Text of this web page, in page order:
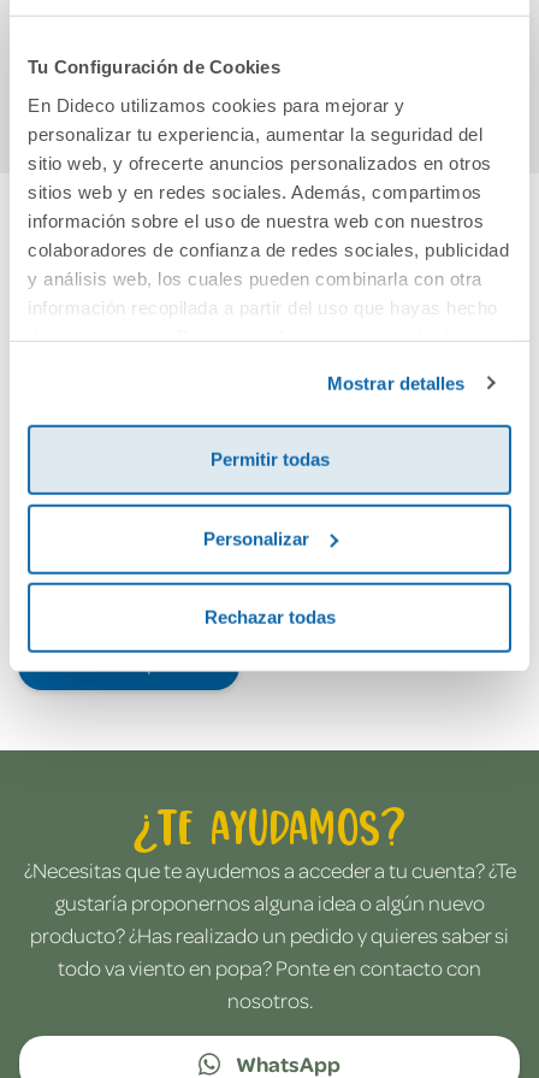
Tu Configuración de Cookies
En Dideco utilizamos cookies para mejorar y
personalizar tu experiencia, aumentar la seguridad del
sitio web, y ofrecerte anuncios personalizados en otros
sitios web y en redes sociales. Además, compartimos
información sobre el uso de nuestra web con nuestros
colaboradores de confianza de redes sociales, publicidad
y análisis web, los cuales pueden combinarla con otra
información recopilada a partir del uso que hayas hecho
Mostrar detalles
Permitir todas
Personalizar
Rechazar todas
Comprar
Cuéntanos tu opinión
¡Sé el primero en valorar este producto!
Envía tu opinión
¿Te ayudamos?
¿Necesitas que te ayudemos a acceder a tu cuenta? ¿Te
gustaría proponernos alguna idea o algún nuevo
producto? ¿Has realizado un pedido y quieres saber si
todo va viento en popa? Ponte en contacto con
nosotros.
WhatsApp